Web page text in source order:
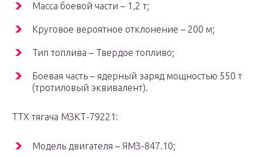
Масса боевой части – 1,2 т;
Круговое вероятное отклонение – 200 м;
Тип топлива – Твердое топливо;
Боевая часть – ядерный заряд мощностью 550 т
(тротиловый эквивалент).
ТТХ тягача МЗКТ-79221:
Модель двигателя – ЯМЗ-847.10;